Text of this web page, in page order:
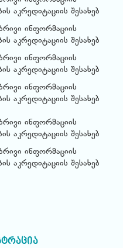
აკრედიტაციის შესახებ
ინფორმაციის
აკრედიტაციის შესახებ
ინფორმაციის
აკრედიტაციის შესახებ
ინფორმაციის
აკრედიტაციის შესახებ
ინფორმაციის
აკრედიტაციის შესახებ
ინფორმაციის
აკრედიტაციის შესახებ